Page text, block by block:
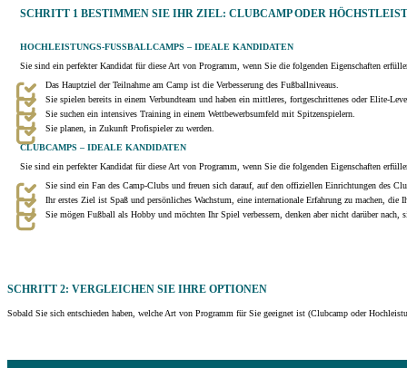
SCHRITT 1 BESTIMMEN SIE IHR ZIEL: CLUBCAMP ODER
HOCHLEISTUNGS-FUSSBALLCAMPS – IDEALE KANDIDATEN
Sie sind ein perfekter Kandidat für diese Art von Programm, wenn Sie die folgenden Eigenschaften
Das Hauptziel der Teilnahme am Camp ist die Verbesserung des Fußballniveaus.
Sie spielen bereits in einem Verbundteam und haben ein mittleres, fortgeschrittenes oder Elite-
Sie suchen ein intensives Training in einem Wettbewerbsumfeld mit Spitzenspielern.
Sie planen, in Zukunft Profispieler zu werden.
CLUBCAMPS – IDEALE KANDIDATEN
Sie sind ein perfekter Kandidat für diese Art von Programm, wenn Sie die folgenden Eigenschaften
Sie sind ein Fan des Camp-Clubs und freuen sich darauf, auf den offiziellen Einrichtungen des
Ihr erstes Ziel ist Spaß und persönliches Wachstum, eine internationale Erfahrung zu machen,
Sie mögen Fußball als Hobby und möchten Ihr Spiel verbessern, denken aber nicht darüber
SCHRITT 2: VERGLEICHEN SIE IHRE OPTIONEN
Sobald Sie sich entschieden haben, welche Art von Programm für Sie geeignet ist (Clubcamp oder